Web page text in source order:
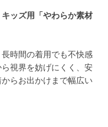
キッズ用「やわらか素材
時間の着用でも不快感
視界を妨げにくく、安
らお出かけまで幅広い